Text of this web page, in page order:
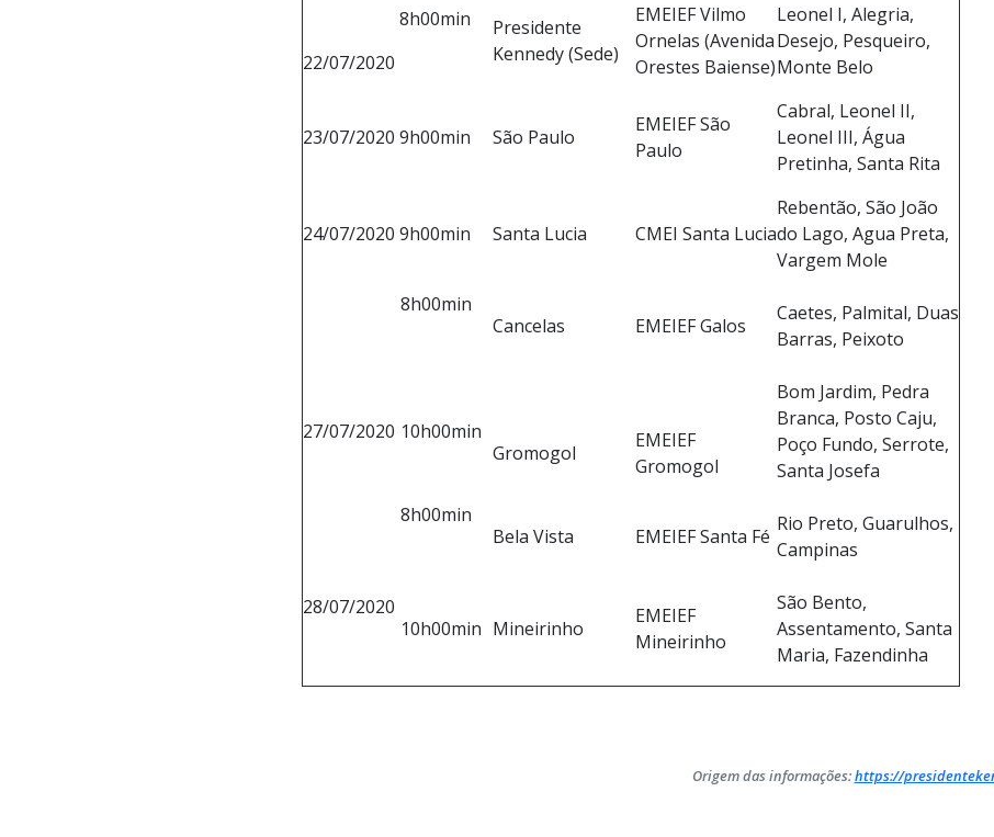
22/07/2020
8h00min
Presidente
Kennedy (Sede)
EMEIEF Vilmo
Ornelas (Avenida
Orestes Baiense)
Leonel I, Alegria,
Desejo, Pesqueiro,
Monte Belo
23/07/2020 9h00min São Paulo
EMEIEF São
Paulo
Cabral, Leonel II,
Leonel III, Água
Pretinha, Santa Rita
24/07/2020 9h00min Santa Lucia CMEI Santa Lucia
Rebentão, São João
do Lago, Agua Preta,
Vargem Mole
27/07/2020
8h00min
Cancelas
EMEIEF Galos
Caetes, Palmital, Duas
Barras, Peixoto
10h00min
Gromogol
EMEIEF
Gromogol
Bom Jardim, Pedra
Branca, Posto Caju,
Poço Fundo, Serrote,
Santa Josefa
28/07/2020
8h00min
Bela Vista
EMEIEF Santa Fé
Rio Preto, Guarulhos,
Campinas
10h00min Mineirinho
EMEIEF
Mineirinho
São Bento,
Assentamento, Santa
Maria, Fazendinha
Origem das informações:https://